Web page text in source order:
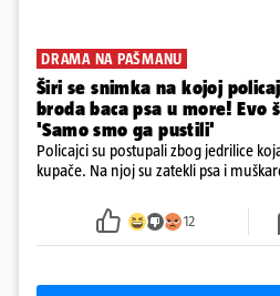
DRAMA NA PAŠMANU
Širi se snimka na kojoj
broda baca psa u more! Evo
'Samo smo ga pustili'
Policajci su postupali zbog jedrilice
kupače. Na njoj su zatekli psa i
ga uhitili, a psa je preuzeo komunalni
12